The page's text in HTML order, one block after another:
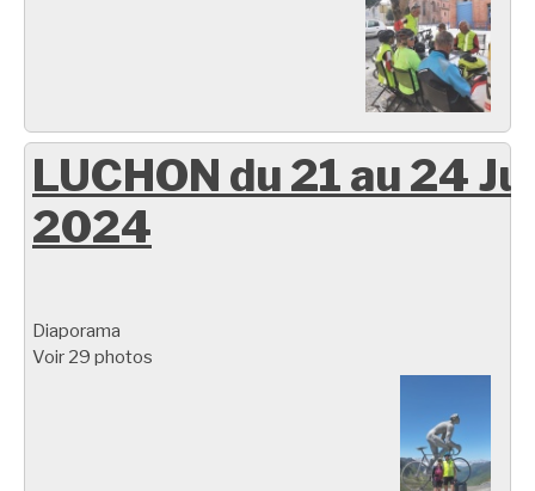
LUCHON du 21 au 24
2024
Diaporama
Voir 29 photos